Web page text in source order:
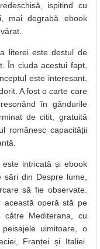
ispitind cu
mai degrabă ebook
literei este destul de
În ciuda acestui fapt,
este interesant,
A fost o carte care
în gândurile
de citit, gratuită
românesc capacității
intricată și ebook
sări din Despre lume,
să fie observate.
această operă stă pe
Mediterana, cu
uimitoare, o
Franței și Italiei.